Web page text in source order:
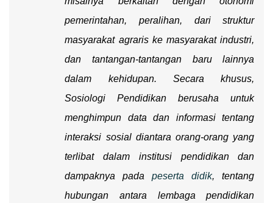
pemerintahan, peralihan, dari struktur
masyarakat agraris ke masyarakat industri,
dan tantangan-tantangan baru lainnya
dalam kehidupan. Secara khusus,
Sosiologi Pendidikan berusaha untuk
menghimpun data dan informasi tentang
interaksi sosial diantara orang-orang yang
terlibat dalam institusi pendidikan dan
dampaknya padapeserta didik, tentang
hubungan antara lembaga pendidikan